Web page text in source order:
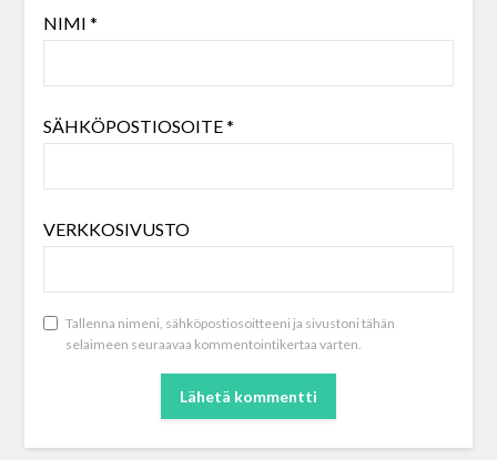
NIMI *
SÄHKÖPOSTIOSOITE*
VERKKOSIVUSTO
Tallenna nimeni, sähköpostiosoitteeni ja sivustoni tähän
selaimeen seuraavaa kommentointikertaa varten.